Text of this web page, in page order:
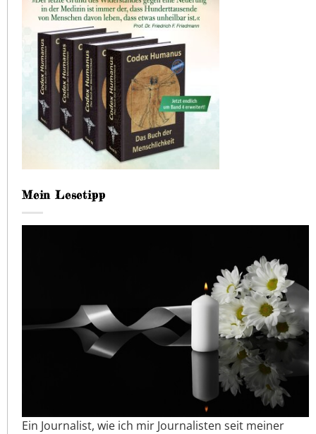
Mein Lesetipp
Ein Journalist, wie ich mir Journalisten seit meiner